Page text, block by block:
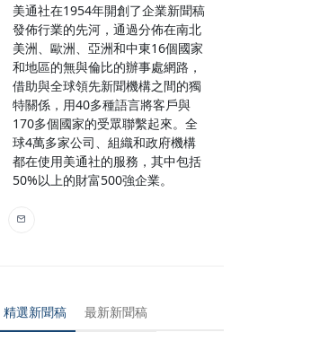
美通社在1954年開創了企業新聞稿
發佈行業的先河，通過分佈在南北
美洲、歐洲、亞洲和中東16個國家
和地區的無與倫比的辦事處網路，
借助與全球領先新聞機構之間的獨
特關係，用40多種語言將客戶與
170多個國家的受眾聯繫起來。全
球4萬多家公司、組織和政府機構
都在使用美通社的服務，其中包括
50%以上的財富500強企業。
精選新聞稿 最新新聞稿